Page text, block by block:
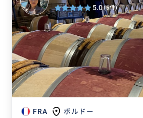
FRA ボルドー
5.0(5件)